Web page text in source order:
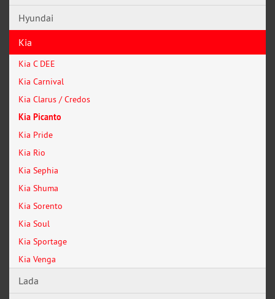
Hyundai
Kia
Kia C DEE
Kia Carnival
Kia Clarus / Credos
Kia Picanto
Kia Pride
Kia Rio
Kia Sephia
Kia Shuma
Kia Sorento
Kia Soul
Kia Sportage
Kia Venga
Lada